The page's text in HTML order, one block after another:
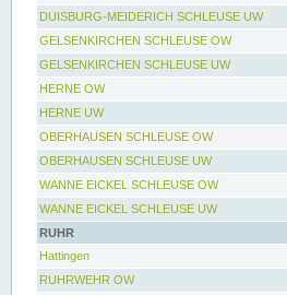
DUISBURG-MEIDERICH SCHLEUSE UW
GELSENKIRCHEN SCHLEUSE OW
GELSENKIRCHEN SCHLEUSE UW
HERNE OW
HERNE UW
OBERHAUSEN SCHLEUSE OW
OBERHAUSEN SCHLEUSE UW
WANNE EICKEL SCHLEUSE OW
WANNE EICKEL SCHLEUSE UW
RUHR
Hattingen
RUHRWEHR OW